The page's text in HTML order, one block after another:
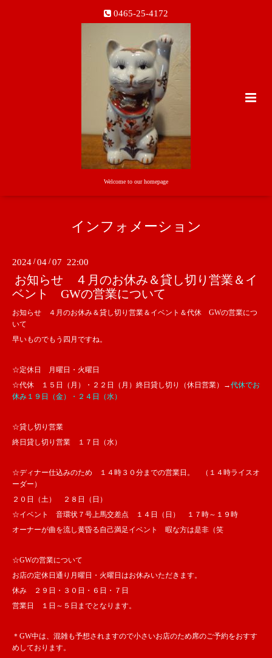
0465-25-4172
Welcome to our homepage
インフォメーション
2024 /04 /07 22:00
お知らせ ４月のお休み＆貸し切り営業＆イ
ベント GWの営業について
お知らせ ４月のお休み＆貸し切り営業＆イベント＆代休 GWの営業につ
いて
早いものでもう四月ですね。
☆定休日 月曜日・火曜日
☆代休 １５日（月）・２２日（月）終日貸し切り（休日営業）→代休でお
休み１９日（金）・２４日（水）
☆貸し切り営業
終日貸し切り営業 １７日（水）
☆ディナー仕込みのため １４時３０分までの営業日。 （１４時ライスオ
ーダー）
２０日（土） ２８日（日）
☆イベント 音環状７号上馬交差点 １４日（日） １７時～１９時
オーナーが曲を流し黄昏る自己満足イベント 暇な方は是非（笑
☆GWの営業について
お店の定休日通り月曜日・火曜日はお休みいただきます。
休み ２９日・３０日・６日・７日
営業日 １日～５日までとなります。
＊GW中は、混雑も予想されますので小さいお店のため席のご予約をおすす
めしております。